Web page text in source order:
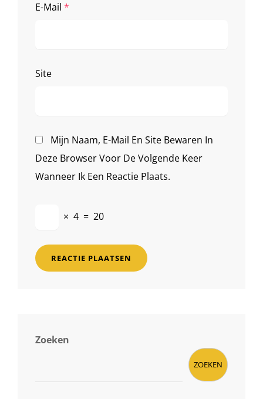
E-Mail *
Site
Mijn Naam, E-Mail En Site Bewaren In
Deze Browser Voor De Volgende Keer
Wanneer Ik Een Reactie Plaats.
× 4 = 20
Zoeken
ZOEKEN